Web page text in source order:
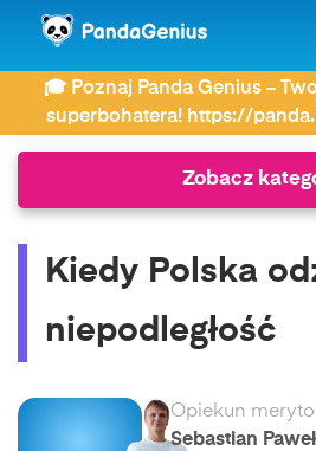
🎓 Poznaj Panda Genius –
superbohatera! https://
ZDAY Historia
Kiedy Polska odzyskała
Zobacz
Kiedy Polska
niepodległość
Opiekun
Sebastian